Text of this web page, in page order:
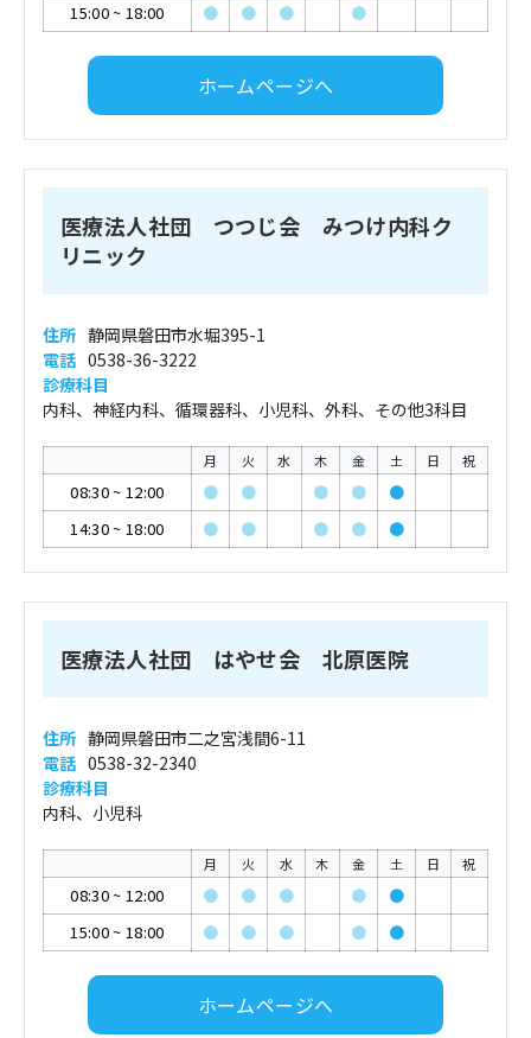
15:00~ 18:00 ● ● ● ●
ホームページへ
医療法人社団 つつじ会 みつけ内科ク
リニック
住所 静岡県磐田市水堀395-1
電話 0538-36-3222
診療科目
内科、神経内科、循環器科、小児科、外科、その他3科目
月 火 水 木 金 土 日 祝
08:30~ 12:00 ● ● ● ●
●
14:30~ 18:00 ● ● ● ● ●
医療法人社団 はやせ会 北原医院
住所 静岡県磐田市二之宮浅間6-11
電話 0538-32-2340
診療科目
内科、小児科
月 火 水 木 金 土 日 祝
08:30~ 12:00 ● ● ● ●
●
15:00~ 18:00 ● ● ● ● ●
ホームページへ